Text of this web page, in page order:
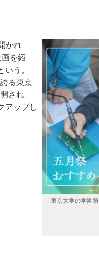
東京大学の学園
かれ
を紹
う。
る東京
され
アップし